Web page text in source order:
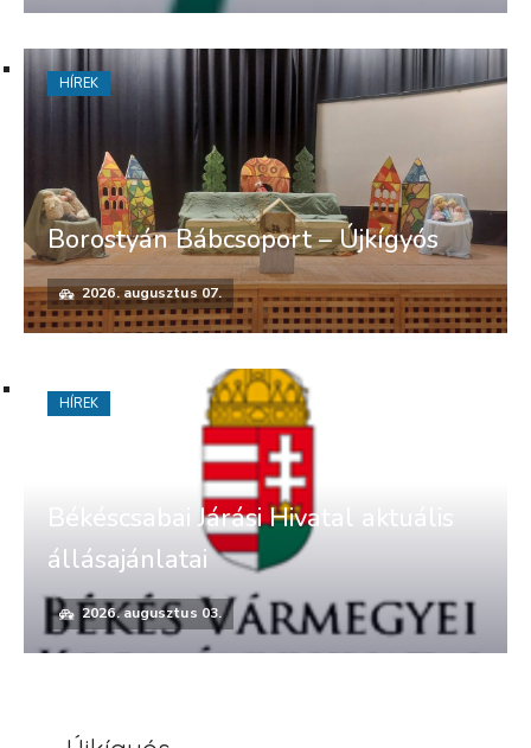
Borostyán Bábcsoport – Újkígyós
2026. augusztus 07.
HÍREK
Békéscsabai Járási Hivatal aktuális
állásajánlatai
2026. augusztus 03.
HÍREK